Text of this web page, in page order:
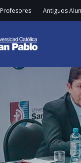
Profesores Antiguos